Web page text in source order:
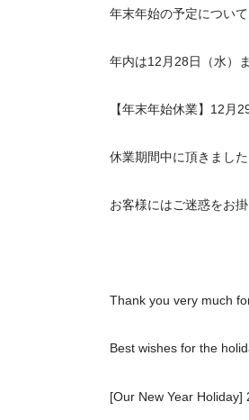
年末年始の予定につい
年内は12月28日（水）
【年末年始休業】12月
休業期間中に頂きまし
お客様にはご迷惑をお
Thank you very much
Best wishes for the
[Our New Year Holiday]